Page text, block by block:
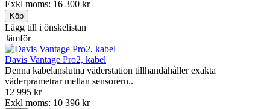
Exkl moms: 16 300 kr
Lägg till i önskelistan
Jämför
Davis Vantage Pro2, kabel
Denna kabelanslutna väderstation tillhandahåller exakta
väderprametrar mellan sensorern..
12 995 kr
Exkl moms: 10 396 kr